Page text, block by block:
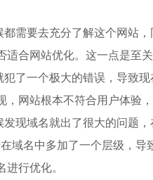
需要去充分了解这个网站
合网站优化。这一点是至关
了一个极大的错误，导致现
网站根本不符合用户体验
现域名就出了很大的问题
域名中多加了一个层级，
行优化。